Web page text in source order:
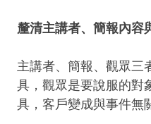
釐清主講者、簡報內容
主講者、簡報、觀眾三
具，觀眾是要說服的對
具，客戶變成與事件無